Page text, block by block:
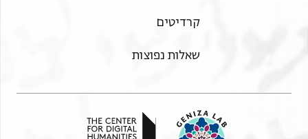
קרדיטים
שאלות נפוצות